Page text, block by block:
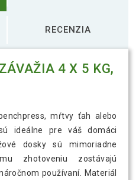
RECENZIA
4 X 5 KG,
mŕtvy ťah alebo
ideálne pre váš domáci
dosky sú mimoriadne
zhotoveniu zostávajú
používaní. Materiál